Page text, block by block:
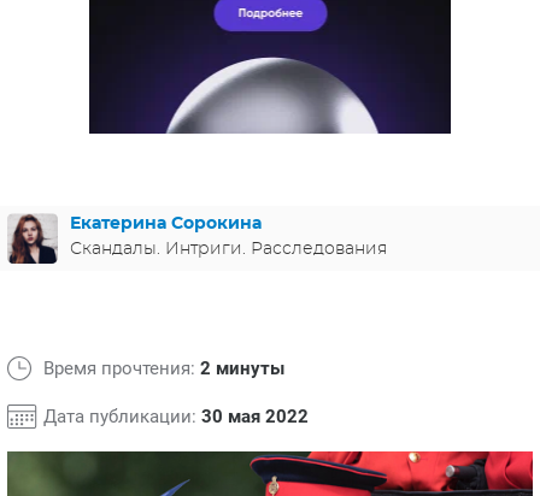
ГЕРМАНИЯ
СПОЙЛЕРЫ ИЗ СЕРИАЛОВ
Екатерина Сорокина
Скандалы. Интриги. Расследования
Время прочтения: 2 минуты
Дата публикации: 30 мая 2022